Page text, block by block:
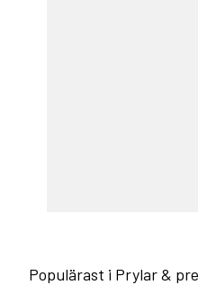
Populärast i Prylar &